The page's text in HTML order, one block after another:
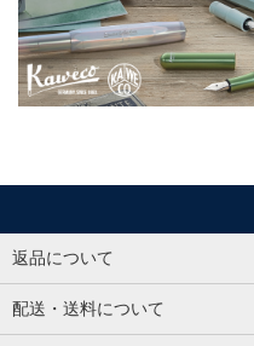
返品について
配送・送料について